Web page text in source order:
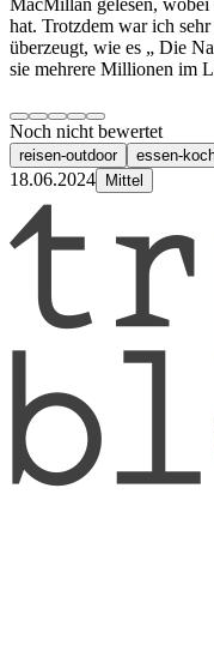
hat. Trotzdem war ich
überzeugt, wie es „ Die
sie mehrere Millionen im
Noch nicht bewertet
reisen-outdoor essen-
18.06.2024 Mittel